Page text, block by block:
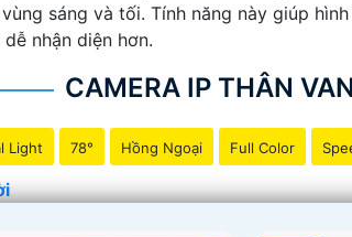
sáng và tối. Tính năng này giúp
nhận diện hơn.
CAMERA IP THÂN
Light 78° Hồng Ngoại Full Color